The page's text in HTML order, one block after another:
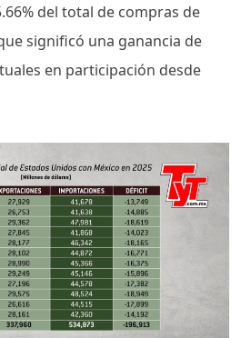
del total de compras de
significó una ganancia de
en participación desde